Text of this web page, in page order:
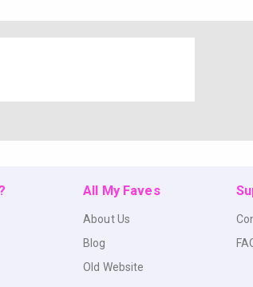
All My Faves
About Us
Blog
Old Website